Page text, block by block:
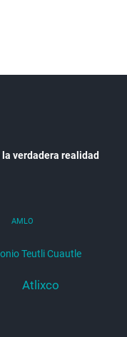
verdadera realidad
AMLO
Teutli Cuautle
Atlixco